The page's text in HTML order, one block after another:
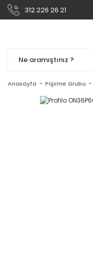
312 226 26 21
Anasayfa Pişirme Grubu